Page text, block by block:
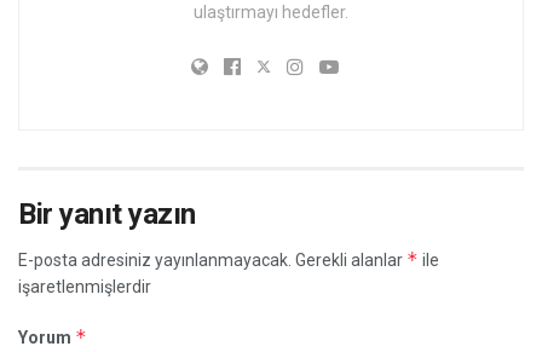
ulaştırmayı hedefler.
Bir yanıt yazın
E-posta adresiniz yayınlanmayacak. Gerekli alanlar * ile
işaretlenmişlerdir
Yorum *